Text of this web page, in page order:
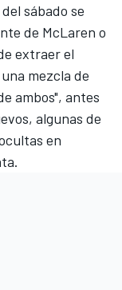
sábado se
de McLaren o
extraer el
mezcla de
ambos", antes
algunas de
en